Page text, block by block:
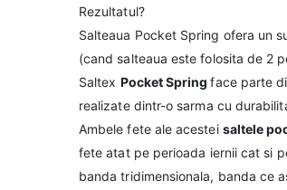
Rezultatul?
Salteaua Pocket Spring ofera un
(cand salteaua este folosita de 2
Saltex Pocket Springface parte
realizate dintr-o sarma cu
Ambele fete ale acestei saltele
fete atat pe perioada iernii cat si
banda tridimensionala, banda ce